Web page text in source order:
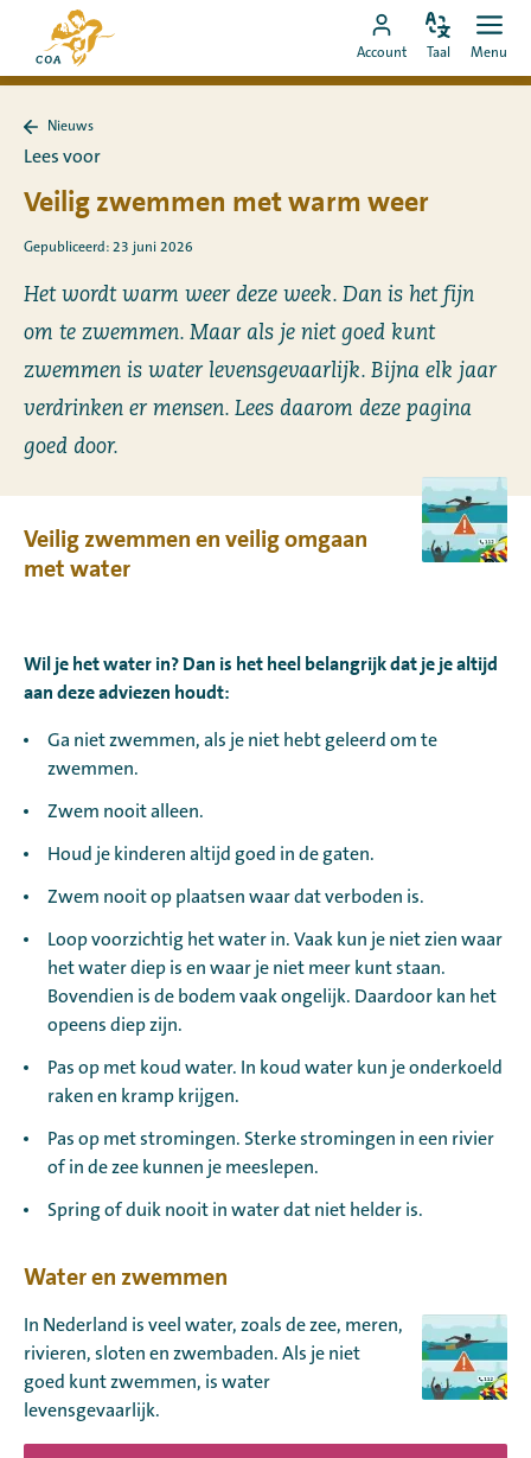
naar
content
Naar
de
startpagina
MyCOA
Ga
naar
Account
Pas
taal
Taal Menu
naar
Nieuws
Lees voor
Veilig zwemmen met warm weer
Gepubliceerd: 23 juni 2026
Het wordt warm weer deze week. Dan is het fijn
om te zwemmen. Maar als je niet goed kunt
zwemmen is water levensgevaarlijk. Bijna elk jaar
verdrinken er mensen. Lees daarom deze pagina
goed door.
Veilig zwemmen en veilig omgaan
met water
Wil je het water in? Dan is het heel belangrijk dat je je altijd
aan deze adviezen houdt:
Ga niet zwemmen, als je niet hebt geleerd om te
zwemmen.
Zwem nooit alleen.
Houd je kinderen altijd goed in de gaten.
Zwem nooit op plaatsen waar dat verboden is.
Loop voorzichtig het water in. Vaak kun je niet zien waar
het water diep is en waar je niet meer kunt staan.
Bovendien is de bodem vaak ongelijk. Daardoor kan het
opeens diep zijn.
Pas op met koud water. In koud water kun je onderkoeld
raken en kramp krijgen.
Pas op met stromingen. Sterke stromingen in een rivier
of in de zee kunnen je meeslepen.
Spring of duik nooit in water dat niet helder is.
Water en zwemmen
In Nederland is veel water, zoals de zee, meren,
rivieren, sloten en zwembaden. Als je niet
goed kunt zwemmen, is water
levensgevaarlijk.